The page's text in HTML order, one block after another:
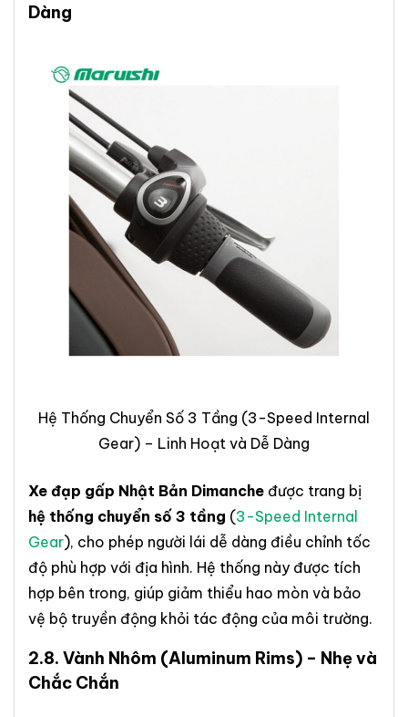
Dàng
Hệ Thống Chuyển Số 3 Tầng (3-Speed Internal
Gear) – Linh Hoạt và Dễ Dàng
Xe đạp gấp Nhật Bản Dimanche được trang bị
hệ thống chuyển số 3 tầng (3-Speed Internal
Gear), cho phép người lái dễ dàng điều chỉnh tốc
độ phù hợp với địa hình. Hệ thống này được tích
hợp bên trong, giúp giảm thiểu hao mòn và bảo
vệ bộ truyền động khỏi tác động của môi trường.
2.8. Vành Nhôm (Aluminum Rims) – Nhẹ và
Chắc Chắn